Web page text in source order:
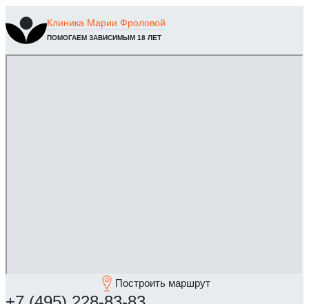
Клиника Марии Фроловой
ПОМОГАЕМ ЗАВИСИМЫМ 18 ЛЕТ
Построить маршрут